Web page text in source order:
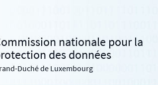
nationale pour la
des données
Duché de Luxembourg